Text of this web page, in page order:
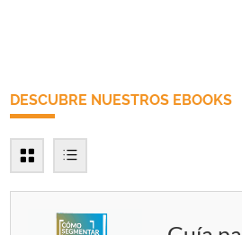
DESCUBRE NUESTROS EBOOKS